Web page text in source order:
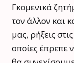
Γκομενικά
τον άλλον και
μας, ρήξεις
οποίες έπρεπε